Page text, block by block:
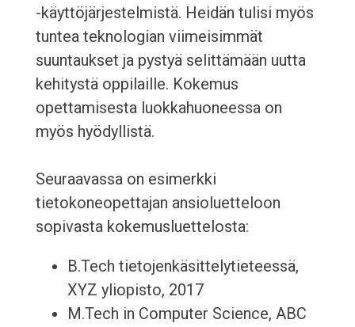
-käyttöjärjestelmistä. Heidän tulisi myös
tuntea teknologian viimeisimmät
suuntaukset ja pystyä selittämään uutta
kehitystä oppilaille. Kokemus
opettamisesta luokkahuoneessa on
myös hyödyllistä.
Seuraavassa on esimerkki
tietokoneopettajan ansioluetteloon
sopivasta kokemusluettelosta:
B.Tech tietojenkäsittelytieteessä,
XYZ yliopisto, 2017
M.Tech in Computer Science, ABC